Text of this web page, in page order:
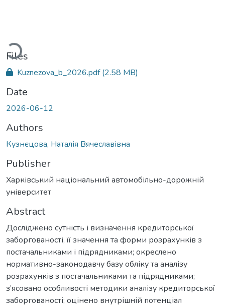
Files
Kuznezova_b_2026.pdf(2.58 MB)
Date
2026-06-12
Authors
Кузнєцова, Наталія Вячеславівна
Publisher
Харківський національний автомобільно-дорожній
університет
Abstract
Досліджено сутність і визначення кредиторської
заборгованості, її значення та форми розрахунків з
постачальниками і підрядниками; окреслено
нормативно-законодавчу базу обліку та аналізу
розрахунків з постачальниками та підрядниками;
з’ясовано особливості методики аналізу кредиторської
заборгованості; оцінено внутрішній потенціал